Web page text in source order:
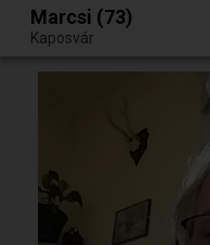
Egy jó randiból bármi lehet.
Marcsi (73)
Kaposvár